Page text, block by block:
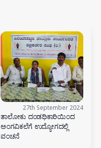
27th September 2024
ತಾಲೋಕು ದಂಡಧಿಕಾರಿಯಿಂದ
ಅಂಗವಿಕಲೆಗೆ ಉದ್ಯೋಗದಲ್ಲಿ
ವಂಚನೆ